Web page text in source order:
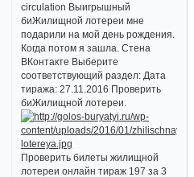
circulation Выигрышный
биЖилищной лотереи мне
подарили на мой день рождения.
Когда потом я зашла. Стена
ВКонтакте Выберите
соответствующий раздел: Дата
тиража: 27.11.2016 Проверить
биЖилищной лотереи.
Проверить билеты жилищной
лотереи онлайн тираж 197 за 3